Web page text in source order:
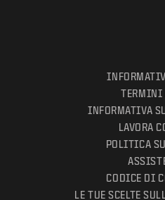
TERMINI
INFORMATIVA
LAVORA
POLITICA
CODICE DI
LE TUE SCELTE